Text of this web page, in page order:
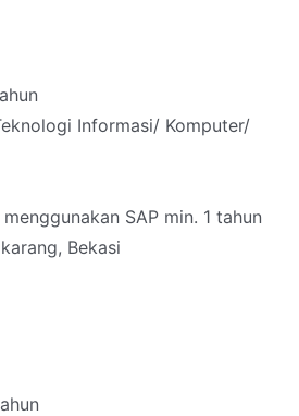
Informasi/ Komputer/
SAP min. 1 tahun
Bekasi